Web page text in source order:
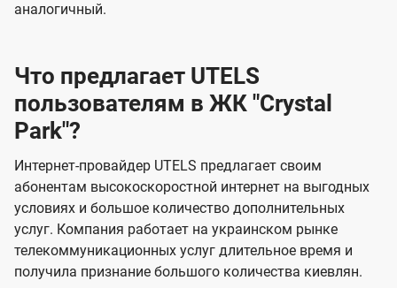
аналогичный.
Что предлагает UTELS
пользователям в ЖК "Crystal
Park"?
Интернет-провайдер UTELS предлагает своим
абонентам высокоскоростной интернет на выгодных
условиях и большое количество дополнительных
услуг. Компания работает на украинском рынке
телекоммуникационных услуг длительное время и
получила признание большого количества киевлян.